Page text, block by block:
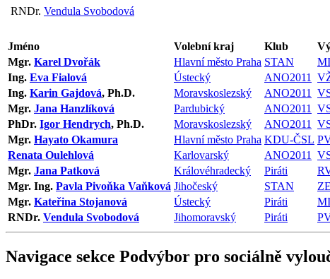
RNDr. Vendula Svobodová
Jméno Volební kraj Klub
Mgr. Karel Dvořák Hlavní město Praha STAN
Ing. Eva Fialová Ústecký ANO2011
Ing. Karin Gajdová, Ph.D. Moravskoslezský ANO2011
Mgr. Jana Hanzlíková Pardubický ANO2011
PhDr. Igor Hendrych, Ph.D. Moravskoslezský ANO2011
Mgr. Hayato Okamura Hlavní město Praha KDU-ČSL PV
Renata Oulehlová
Karlovarský ANO2011
Mgr. Jana Patková Královéhradecký Piráti
Mgr. Ing. Pavla Pivoňka Vaňková Jihočeský STAN
Mgr. Kateřina Stojanová Ústecký Piráti
RNDr. Vendula Svobodová Jihomoravský Piráti PV
Navigace sekce Podvýbor pro sociálně